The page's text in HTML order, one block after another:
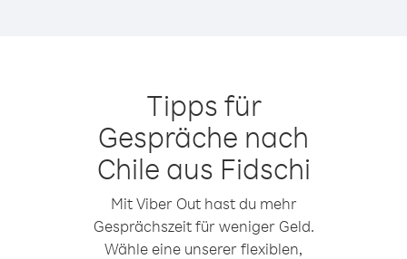
Tipps für
Gespräche nach
Chile aus Fidschi
Mit Viber Out hast du mehr
Gesprächszeit für weniger Geld.
Wähle eine unserer flexiblen,